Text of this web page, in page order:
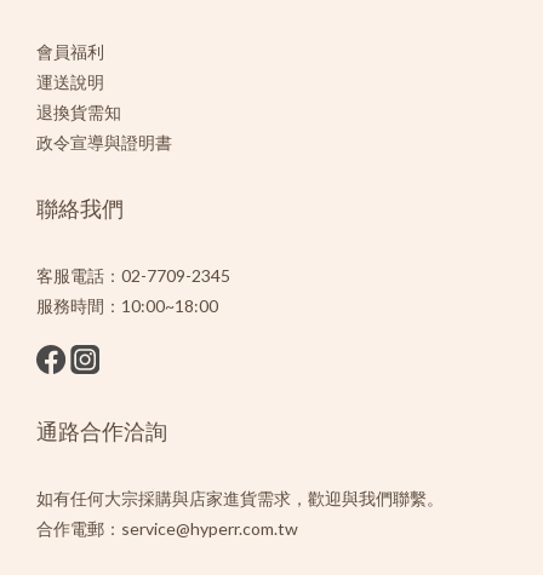
會員福利
運送說明
退換貨需知
政令宣導與證明書
聯絡我們
客服電話：02-7709-2345
服務時間：10:00~18:00
通路合作洽詢
如有任何大宗採購與店家進貨需求，歡迎與我們聯繫。
合作電郵：service@hyperr.com.tw